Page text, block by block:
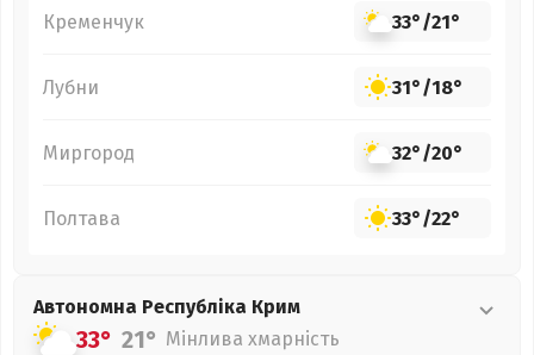
Кременчук 33°/21°
Лубни 31°/18°
Миргород 32°/20°
Полтава 33°/22°
Автономна Республіка Крим
33° 21° Мінлива хмарність